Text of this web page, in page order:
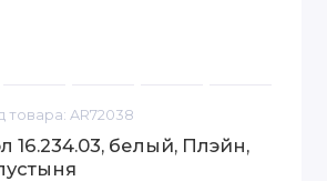
товара: AR72038
16.234.03, белый, Плэйн,